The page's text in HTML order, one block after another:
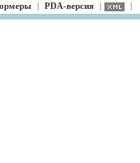
| PDA-версия | |